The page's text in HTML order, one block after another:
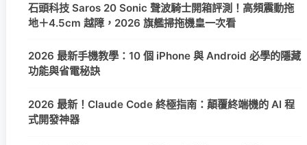
石頭科技 Saros 20 Sonic 聲波騎士開箱評測！高頻震動拖
地＋4.5cm 越障，2026 旗艦掃拖機皇一次看
2026 最新手機教學：10 個 iPhone 與 Android 必學的隱藏
功能與省電秘訣
2026 最新！Claude Code 終極指南：顛覆終端機的 AI 程
式開發神器